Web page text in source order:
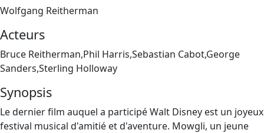
Wolfgang Reitherman
Acteurs
Bruce Reitherman,Phil Harris,Sebastian Cabot,George
Sanders,Sterling Holloway
Synopsis
Le dernier film auquel a participé Walt Disney est un joyeux
festival musical d'amitié et d'aventure. Mowgli, un jeune